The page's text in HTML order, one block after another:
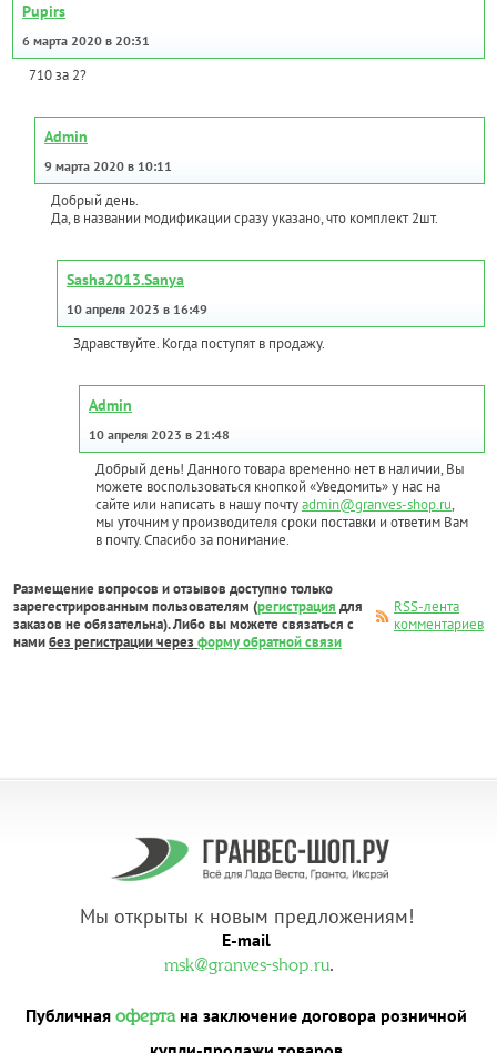
Pupirs
6 марта 2020 в 20:31
710 за 2?
Admin
9 марта 2020 в 10:11
Добрый день.
Да, в названии модификации сразу указано, что комплект 2шт.
Sasha2013.Sanya
10 апреля 2023 в 16:49
Здравствуйте. Когда поступят в продажу.
Admin
10 апреля 2023 в 21:48
Добрый день! Данного товара временно нет в наличии, Вы
можете воспользоваться кнопкой «Уведомить» у нас на
сайте или написать в нашу почтуadmin@granves-shop.ru,
мы уточним у производителя сроки поставки и ответим Вам
в почту. Спасибо за понимание.
Размещение вопросов и отзывов доступно только
зарегестрированным пользователям (регистрация для
заказов не обязательна). Либо вы можете связаться с
намибез регистрации через форму обратной связи
RSS-лента
комментариев
Мы открыты к новым предложениям!
E-mail
msk@granves-shop.ru.
Публичная офертана заключение договора розничной